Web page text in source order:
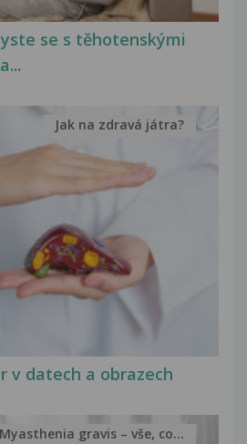
se s těhotenskými
v datech a obrazech
Jak na zdravá játra?
Myasthenia gravis – vše, co...